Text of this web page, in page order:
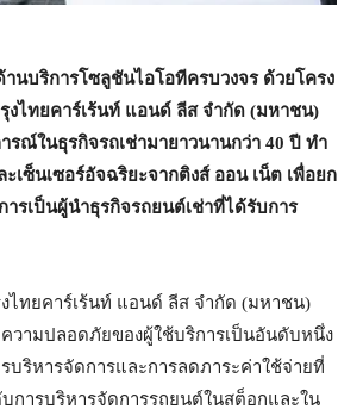
นบริการโซลูชันไอโอทีครบวงจร ด้วยโครง
งไทยคาร์เร้นท์ แอนด์ ลีส จำกัด (มหาชน)
ณ์ในธุรกิจรถเช่ามายาวนานกว่า 40 ปี ทำ
ซ็นเซอร์อัจฉริยะจากติงส์ ออน เน็ต เพื่อยก
รเป็นผู้นำธุรกิจรถยนต์เช่าที่ได้รับการ
ไทยคาร์เร้นท์ แอนด์ ลีส จำกัด (มหาชน)
วามปลอดภัยของผู้ใช้บริการเป็นอันดับหนึ่ง
บริหารจัดการและการลดภาระค่าใช้จ่ายที่
การบริหารจัดการรถยนต์ในสต็อกและใน